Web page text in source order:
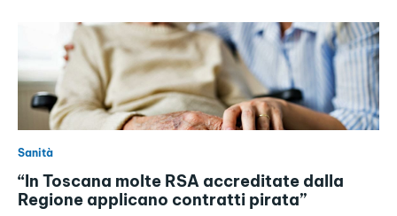
Sanità
“In Toscana molte RSA accreditate dalla
Regione applicano contratti pirata”